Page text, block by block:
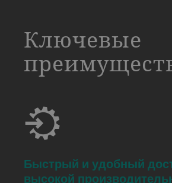
Ключевые
Быстрый и удобный
высокой